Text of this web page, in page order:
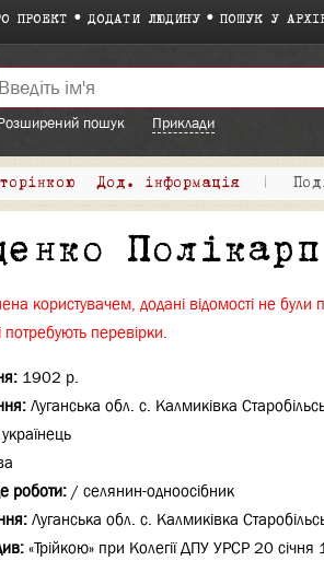
ПРОЕКТ ДОДАТИ ЛЮДИНУ ПОШУК У
пошук
Приклади
Дод. інформація |
користувачем, додані відомості не були
потребують перевірки.
1902 р.
Луганська обл. с. Калмиківка
українець
роботи: / селянин-одноосібник
Луганська обл. с. Калмиківка
«Трійкою» при Колегії ДПУ УРСР 20